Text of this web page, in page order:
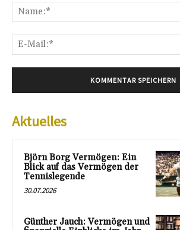
Aktuelles
Björn Borg Vermögen: Ein
Blick auf das Vermögen der
Tennislegende
30.07.2026
Günther Jauch: Vermögen und